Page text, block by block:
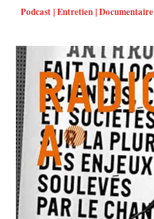
Podcast | Entretien | Documentaire